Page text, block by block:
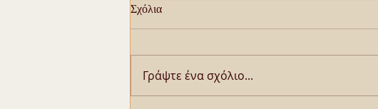
Σχόλια
Γράψτε ένα σχόλιο...